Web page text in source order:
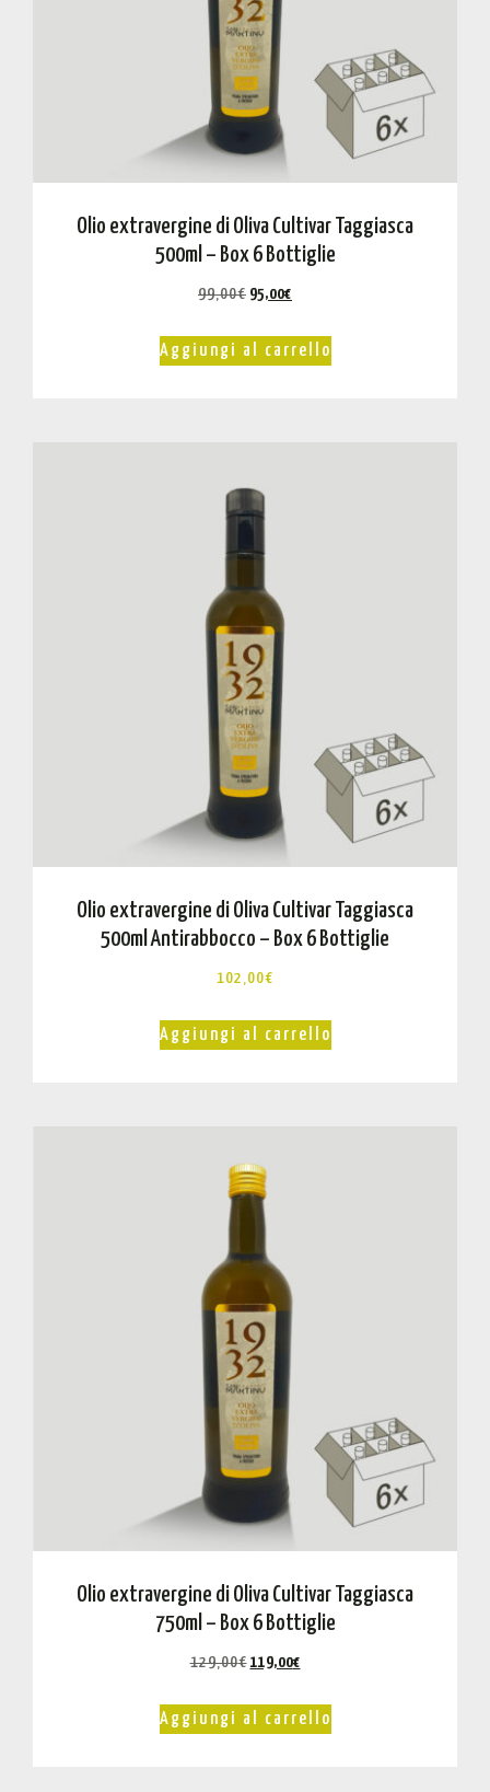
Olio extravergine di Oliva Cultivar Taggiasca
500ml – Box 6 Bottiglie
99,00€ 95,00€
Aggiungi al carrello
Olio extravergine di Oliva Cultivar Taggiasca
500ml Antirabbocco – Box 6 Bottiglie
102,00€
Aggiungi al carrello
Olio extravergine di Oliva Cultivar Taggiasca
750ml – Box 6 Bottiglie
129,00€ 119,00€
Aggiungi al carrello